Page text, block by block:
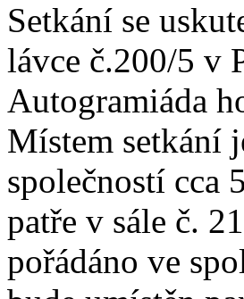
Setkání se
lávce č.200/5 v
Autogramiáda
Místem setkání
společností cca
patře v sále č.
pořádáno ve